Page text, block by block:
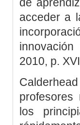
acceder a
2010, p.
profesores
los